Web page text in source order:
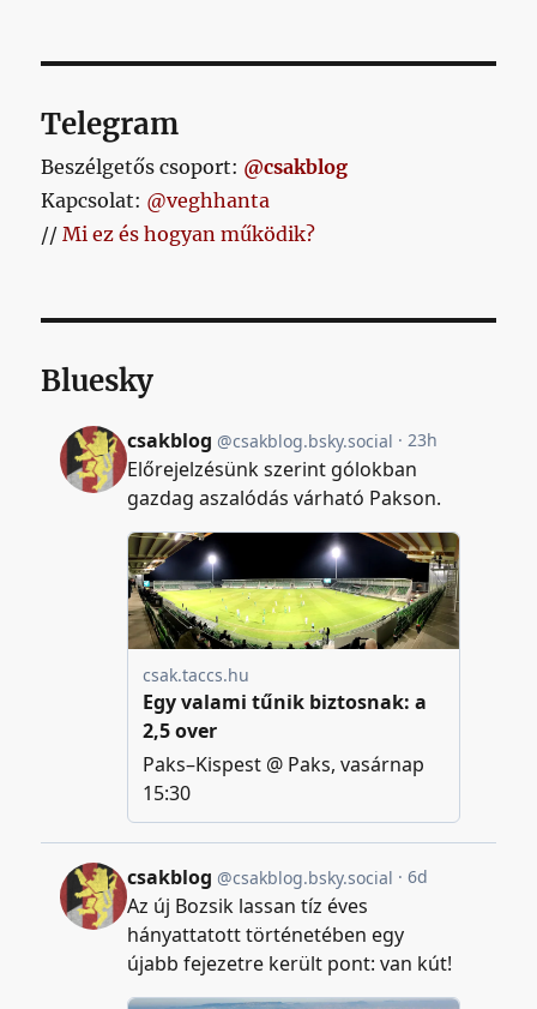
Telegram
Beszélgetős csoport: @csakblog
Kapcsolat: @veghhanta
//Mi ez és hogyan működik?
Bluesky